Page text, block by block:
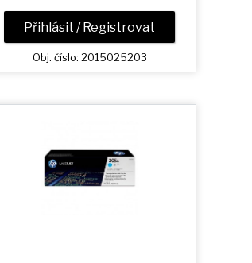
Přihlásit / Registrovat
Obj. číslo: 2015025203